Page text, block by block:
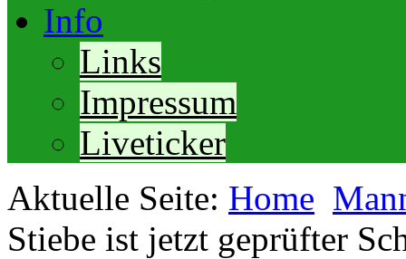
Info
Links
Impressum
Liveticker
Aktuelle Seite: Home
Stiebe ist jetzt geprüfter